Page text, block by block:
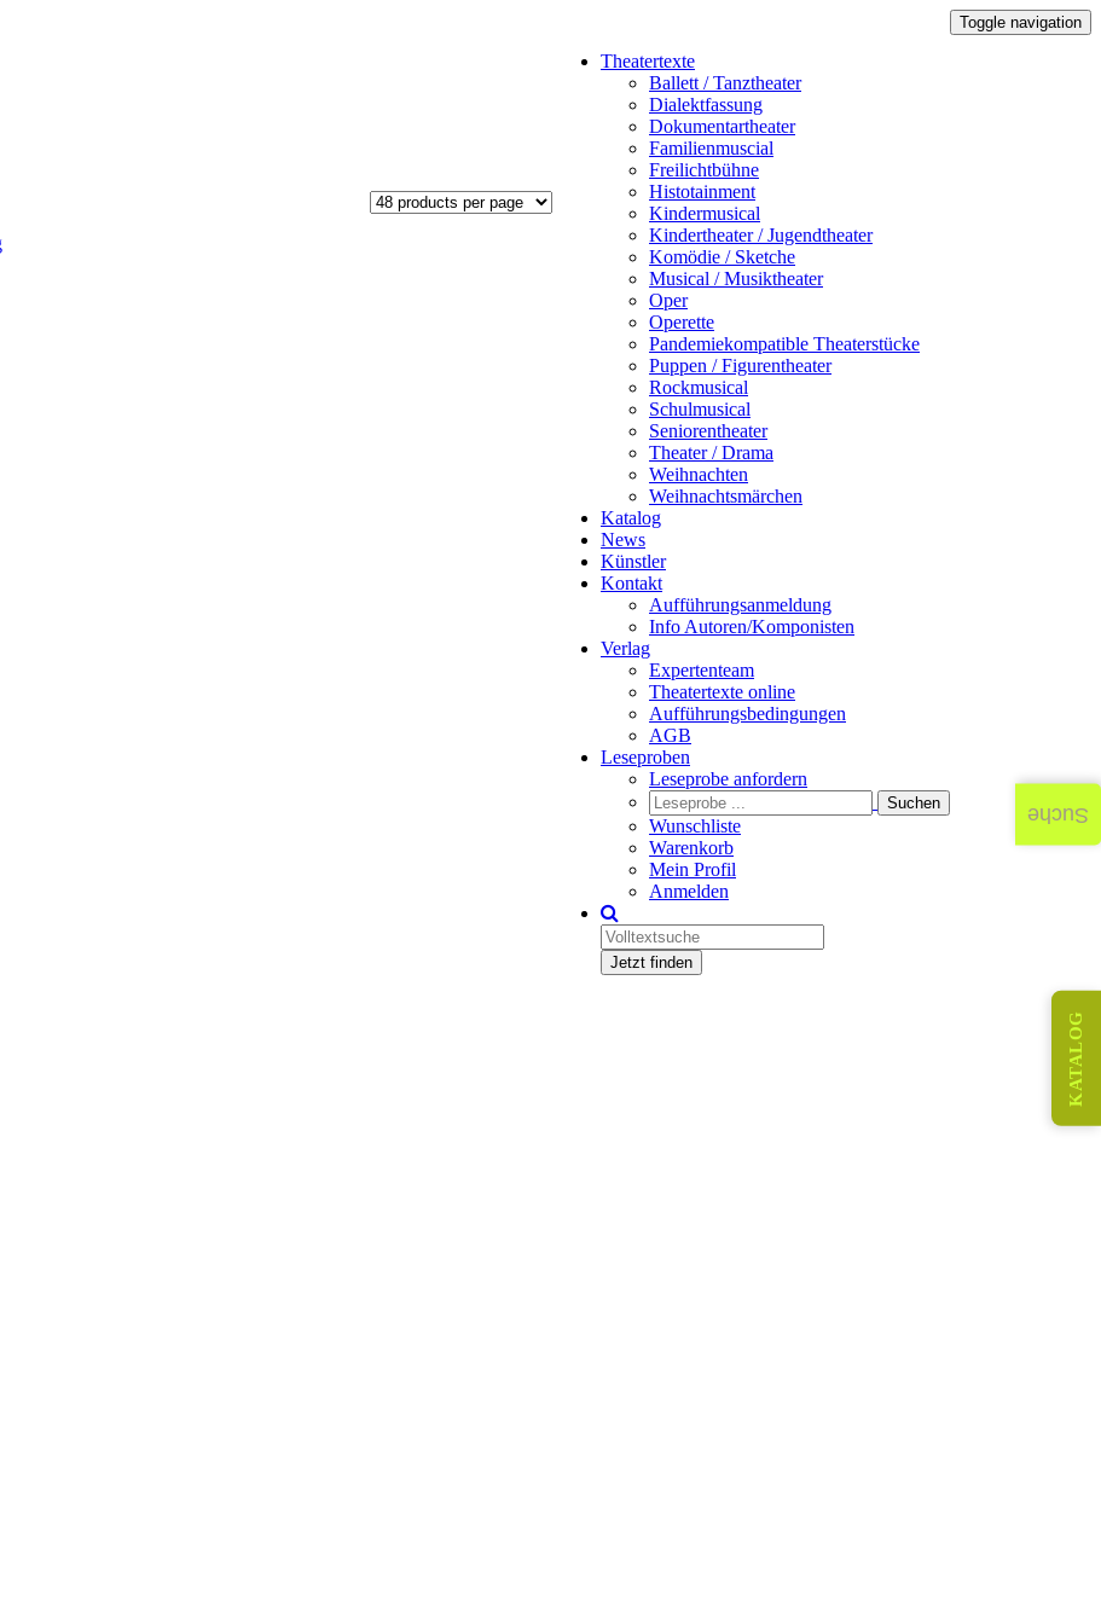
Toggle navigation
Theatertexte
Ballett / Tanztheater
Dialektfassung
Dokumentartheater
Familienmuscial
Freilichtbühne
Histotainment
Kindermusical
Kindertheater / Jugendtheater
Komödie / Sketche
Musical / Musiktheater
Oper
Operette
Pandemiekompatible Theaterstücke
Puppen / Figurentheater
Rockmusical
Schulmusical
Seniorentheater
Theater / Drama
Weihnachten
Weihnachtsmärchen
Katalog
News
Künstler
Kontakt
Aufführungsanmeldung
Info Autoren/Komponisten
Verlag
Expertenteam
Theatertexte online
Aufführungsbedingungen
AGB
Leseproben
Leseprobe anfordern
Wunschliste
Warenkorb
Mein Profil
Anmelden
Jetzt finden
KATALOG
Suche